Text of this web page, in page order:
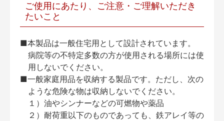
ご使用にあたり、ご注意・ご理解いただき
たいこと
■本製品は一般住宅用として設計されています。
病院等の不特定多数の方が使用される場所には使
用しないでください。
■一般家庭用品を収納する製品です。ただし、次の
ような危険な物は収納しないでください。
１）油やシンナーなどの可燃物や薬品
２）耐荷重以下のものであっても、鉄アレイ等の